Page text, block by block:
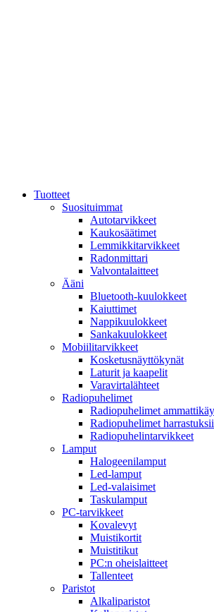
Tuotteet
Suosituimmat
Autotarvikkeet
Kaukosäätimet
Lemmikkitarvikkeet
Radonmittari
Valvontalaitteet
Ääni
Bluetooth-kuulokkeet
Kaiuttimet
Nappikuulokkeet
Sankakuulokkeet
Mobiilitarvikkeet
Kosketusnäyttökynät
Laturit ja kaapelit
Varavirtalähteet
Radiopuhelimet
Radiopuhelimet
Radiopuhelimet
Radiopuhelintarvikkeet
Lamput
Halogeenilamput
Led-lamput
Led-valaisimet
Taskulamput
PC-tarvikkeet
Kovalevyt
Muistikortit
Muistitikut
PC:n oheislaitteet
Tallenteet
Paristot
Alkaliparistot